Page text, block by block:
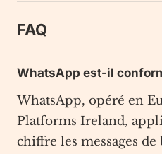
FAQ
WhatsApp est-il
WhatsApp, opéré en
Platforms Ireland,
chiffre les messages